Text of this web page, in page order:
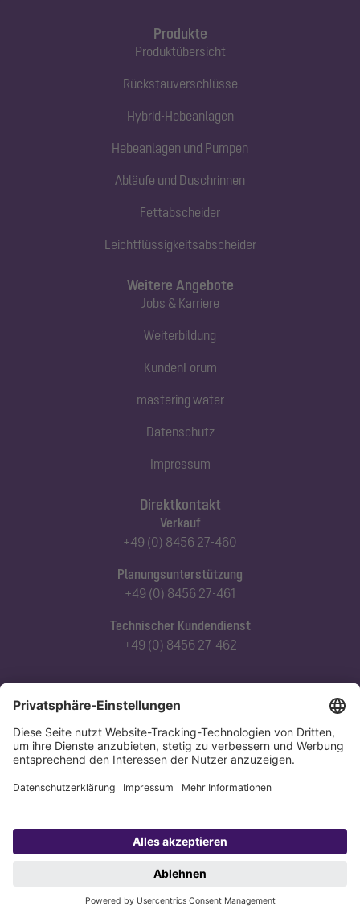
Produkte
Produktübersicht
Rückstauverschlüsse
Hybrid-Hebeanlagen
Hebeanlagen und Pumpen
Abläufe und Duschrinnen
Fettabscheider
Leichtflüssigkeitsabscheider
Direktkontakt
Verkauf
+49 (0) 8456 27-460
Planungsunterstützung
+49 (0) 8456 27-461
Technischer Kundendienst
+49 (0) 8456 27-462
Abonnieren Sie unseren Newsletter
Jetzt anmelden
Weitere Angebote
Jobs & Karriere
Weiterbildung
KundenForum
mastering water
Datenschutz
Impressum
Copyright 1998-2026 KESSEL SE + Co. KG, Bahnhofstraße 31, 85101 Lenting,
Datenschutz Impressum